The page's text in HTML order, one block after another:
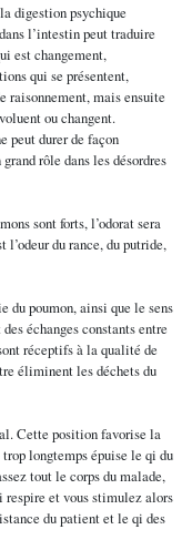
digestion psychique
l’intestin peut traduire
est changement,
qui se présentent,
raisonnement, mais ensuite
ou changent.
peut durer de façon
rôle dans les désordres
sont forts, l’odorat sera
l’odeur du rance, du putride,
du poumon, ainsi que le sens
échanges constants entre
réceptifs à la qualité de
éliminent les déchets du
Cette position favorise la
longtemps épuise le qi du
tout le corps du malade,
et vous stimulez alors
du patient et le qi des